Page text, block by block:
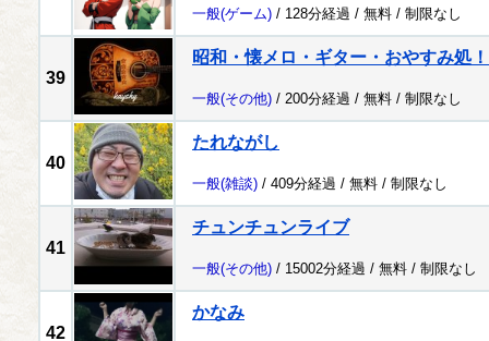
一般(ゲーム) / 128分経過 / 無料 / 制限なし
39
昭和・懐メロ・ギター・おやすみ処！
一般(その他) / 200分経過 / 無料 / 制限なし
40
たれながし
一般(雑談) / 409分経過 / 無料 / 制限なし
41
チュンチュンライブ
一般(その他) / 15002分経過 / 無料 / 制限なし
42
かなみ